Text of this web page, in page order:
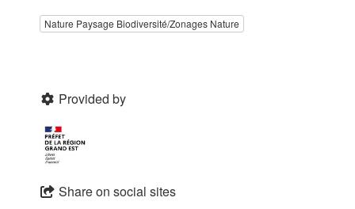
Nature Paysage Biodiversité/Zonages Nature
Provided by
Share on social sites